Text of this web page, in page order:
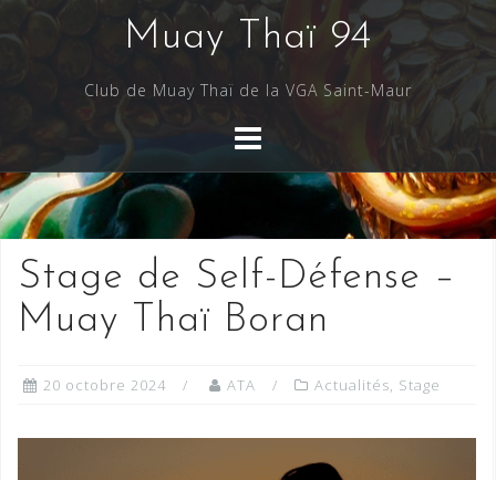
to
Muay Thaï 94
Club de Muay Thaï de la VGA Saint-Maur
Stage de Self-Défense –
Muay Thaï Boran
20 octobre 2024 ATA Actualités, Stage